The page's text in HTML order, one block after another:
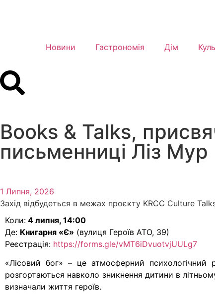
Новини Гастрономія Дім
Books & Talks,
письменниці Ліз Мур
1 Липня, 2026
Захід відбудеться в межах проєкту KRCC Culture
Коли: 4 липня, 14:00
Де: Книгарня «Є» (вулиця Героїв АТО, 39)
Реєстрація: https://forms.gle/vMT6iDvuotvjUULg7
«Лісовий бог» – це атмосферний психологічний
розгортаються навколо зникнення дитини в
визначали життя героїв.